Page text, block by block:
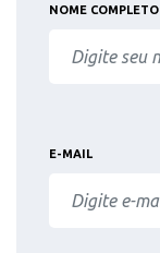
NOME COMPLETO
E-MAIL